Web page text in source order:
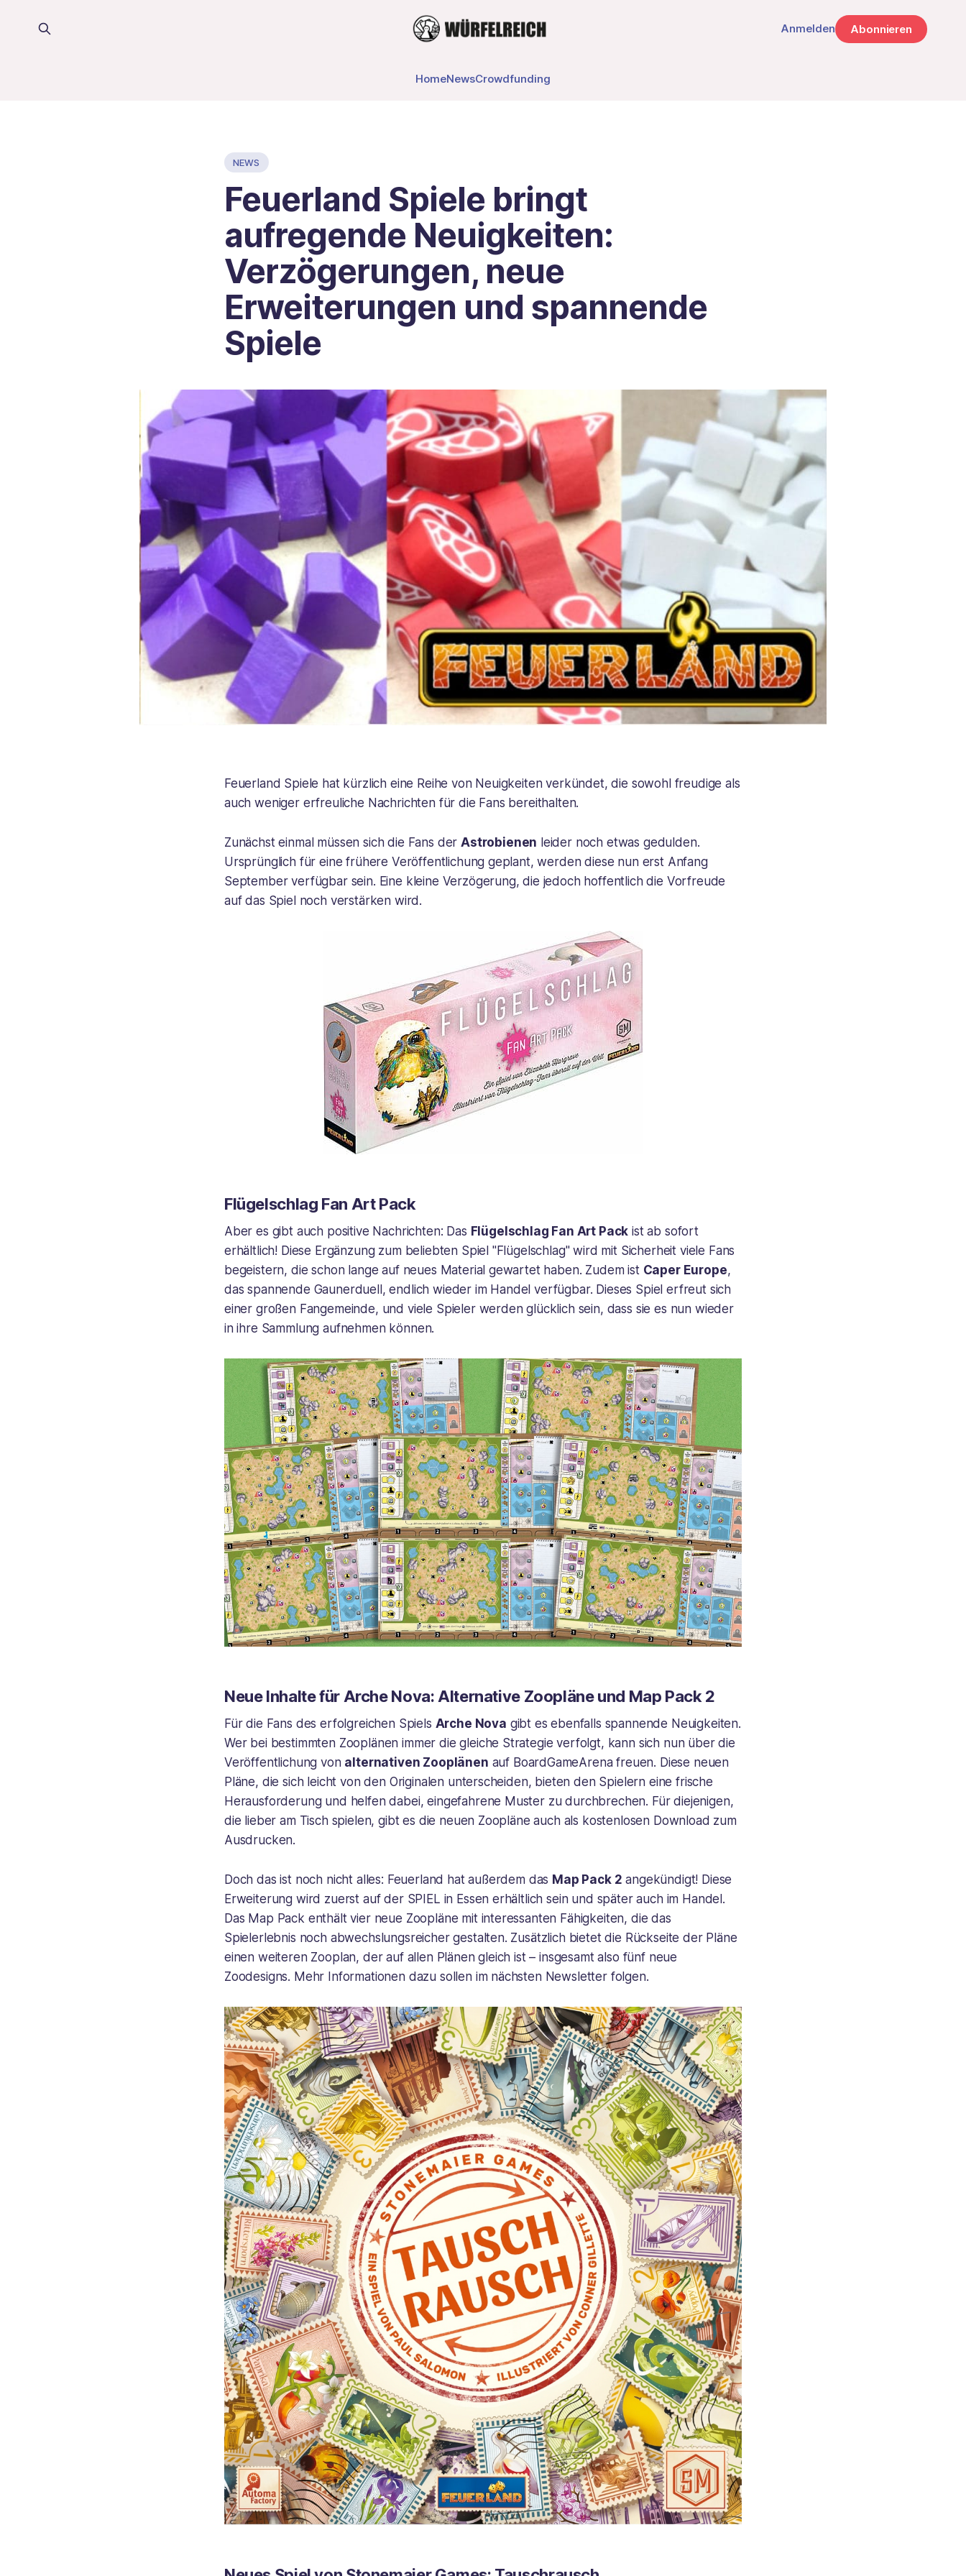
HomeNewsCrowdfunding
Anmelden Abonnieren
NEWS
Feuerland Spiele bringt
aufregende Neuigkeiten:
Verzögerungen, neue
Erweiterungen und spannende
Spiele
Feuerland Spiele hat kürzlich eine Reihe von Neuigkeiten verkündet, die sowohl freudige als
auch weniger erfreuliche Nachrichten für die Fans bereithalten.
Zunächst einmal müssen sich die Fans derAstrobienen leider noch etwas gedulden.
Ursprünglich für eine frühere Veröffentlichung geplant, werden diese nun erst Anfang
September verfügbar sein. Eine kleine Verzögerung, die jedoch hoffentlich die Vorfreude
auf das Spiel noch verstärken wird.
Flügelschlag Fan Art Pack
Aber es gibt auch positive Nachrichten: Das Flügelschlag Fan Art Pack ist ab sofort
erhältlich! Diese Ergänzung zum beliebten Spiel "Flügelschlag" wird mit Sicherheit viele Fans
begeistern, die schon lange auf neues Material gewartet haben. Zudem ist Caper Europe,
das spannende Gaunerduell, endlich wieder im Handel verfügbar. Dieses Spiel erfreut sich
einer großen Fangemeinde, und viele Spieler werden glücklich sein, dass sie es nun wieder
in ihre Sammlung aufnehmen können.
Neue Inhalte für Arche Nova: Alternative Zoopläne und Map Pack 2
Für die Fans des erfolgreichen Spiels Arche Nova gibt es ebenfalls spannende Neuigkeiten.
Wer bei bestimmten Zooplänen immer die gleiche Strategie verfolgt, kann sich nun über die
Veröffentlichung von alternativen Zooplänen auf BoardGameArena freuen. Diese neuen
Pläne, die sich leicht von den Originalen unterscheiden, bieten den Spielern eine frische
Herausforderung und helfen dabei, eingefahrene Muster zu durchbrechen. Für diejenigen,
die lieber am Tisch spielen, gibt es die neuen Zoopläne auch als kostenlosen Download zum
Ausdrucken.
Doch das ist noch nicht alles: Feuerland hat außerdem das Map Pack 2 angekündigt! Diese
Erweiterung wird zuerst auf der SPIEL in Essen erhältlich sein und später auch im Handel.
Das Map Pack enthält vier neue Zoopläne mit interessanten Fähigkeiten, die das
Spielerlebnis noch abwechslungsreicher gestalten. Zusätzlich bietet die Rückseite der Pläne
einen weiteren Zooplan, der auf allen Plänen gleich ist – insgesamt also fünf neue
Zoodesigns. Mehr Informationen dazu sollen im nächsten Newsletter folgen.